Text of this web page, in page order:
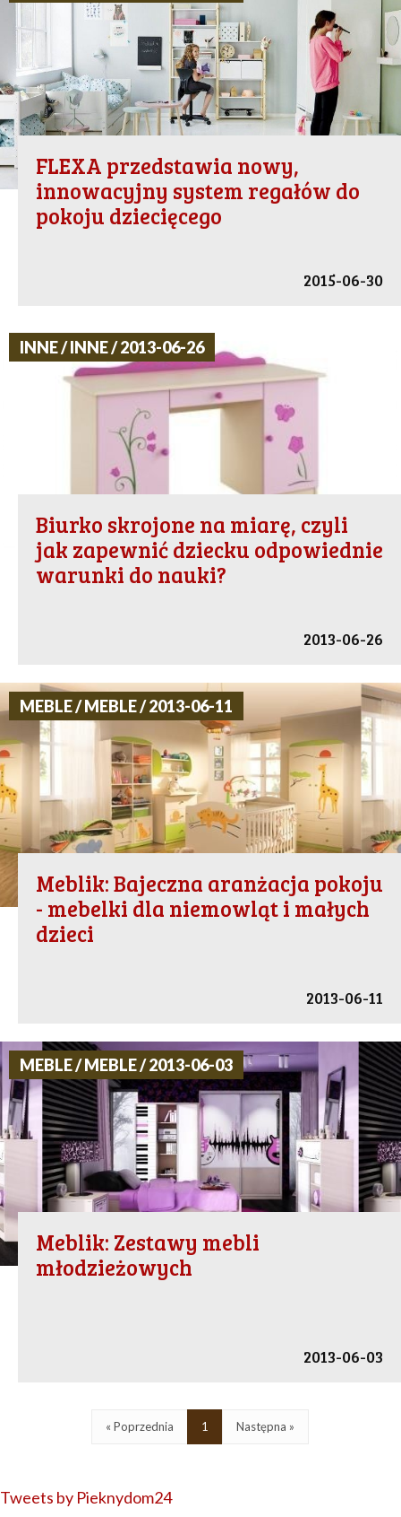
FLEXA przedstawia nowy,
innowacyjny system regałów do
pokoju dziecięcego
2015-06-30
INNE / INNE / 2013-06-26
Biurko skrojone na miarę, czyli
jak zapewnić dziecku odpowiednie
warunki do nauki?
2013-06-26
MEBLE / MEBLE / 2013-06-11
Meblik: Bajeczna aranżacja pokoju
- mebelki dla niemowląt i małych
dzieci
2013-06-11
MEBLE / MEBLE / 2013-06-03
Meblik: Zestawy mebli
młodzieżowych
2013-06-03
« Poprzednia 1 Następna »
Tweets by Pieknydom24